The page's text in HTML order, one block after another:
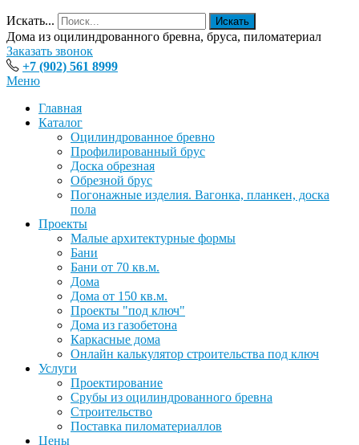
Искать... Искать
Дома из оцилиндрованного бревна, бруса, пиломатериал
Заказать звонок
+7 (902) 561 8999
Меню
Главная
Каталог
Оцилиндрованное бревно
Профилированный брус
Доска обрезная
Обрезной брус
Погонажные изделия. Вагонка, планкен, доска
пола
Проекты
Малые архитектурные формы
Бани
Бани от 70 кв.м.
Дома
Дома от 150 кв.м.
Проекты "под ключ"
Дома из газобетона
Каркасные дома
Онлайн калькулятор строительства под ключ
Услуги
Проектирование
Срубы из оцилиндрованного бревна
Строительство
Поставка пиломатериаллов
Цены